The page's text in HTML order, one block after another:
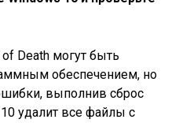
Death могут быть
обеспечением, но
выполнив сброс
удалит все файлы с